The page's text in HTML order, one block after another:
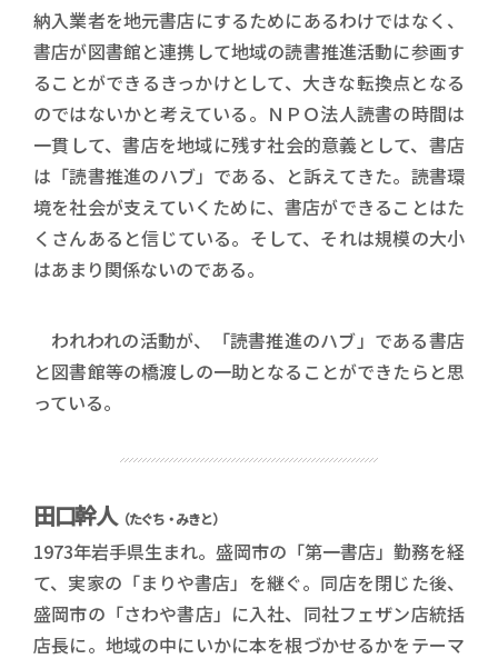
納入業者を地元書店にするためにあるわけではなく、
書店が図書館と連携して地域の読書推進活動に参画す
ることができるきっかけとして、大きな転換点となる
のではないかと考えている。ＮＰＯ法人読書の時間は
一貫して、書店を地域に残す社会的意義として、書店
は「読書推進のハブ」である、と訴えてきた。読書環
境を社会が支えていくために、書店ができることはた
くさんあると信じている。そして、それは規模の大小
はあまり関係ないのである。
われわれの活動が、「読書推進のハブ」である書店
と図書館等の橋渡しの一助となることができたらと思
っている。
田口幹人（たぐち・みきと）
1973年岩手県生まれ。盛岡市の「第一書店」勤務を経
て、実家の「まりや書店」を継ぐ。同店を閉じた後、
盛岡市の「さわや書店」に入社、同社フェザン店統括
店長に。地域の中にいかに本を根づかせるかをテーマ